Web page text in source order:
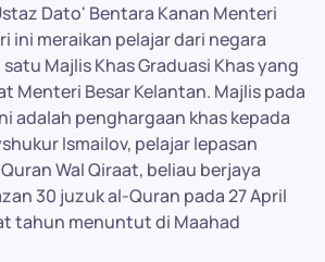
Dato' Bentara Kanan Menteri
ini meraikan pelajar dari negara
Majlis Khas Graduasi Khas yang
Menteri Besar Kelantan. Majlis pada
adalah penghargaan khas kepada
Ismailov, pelajar lepasan
Wal Qiraat, beliau berjaya
30 juzuk al-Quran pada 27 April
tahun menuntut di Maahad